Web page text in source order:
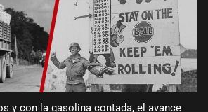
y con la gasolina contada, el avance